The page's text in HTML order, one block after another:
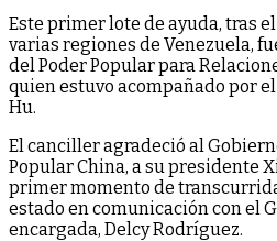
Este primer lote de ayuda, tras
varias regiones de Venezuela,
del Poder Popular para
quien estuvo acompañado por
Hu.
El canciller agradeció al
Popular China, a su presidente
primer momento de
estado en comunicación con el
encargada, Delcy Rodríguez.